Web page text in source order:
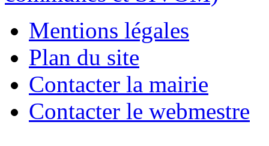
Mentions légales
Plan du site
Contacter la mairie
Contacter le webmestre